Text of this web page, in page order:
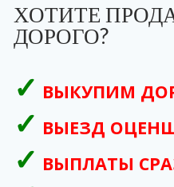
ХОТИТЕ
ДОРОГО?
ВЫКУПИМ
ВЫЕЗД
ВЫПЛАТЫ